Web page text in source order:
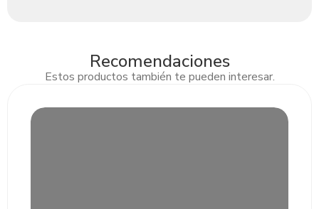
Recomendaciones
Estos productos también te pueden interesar.